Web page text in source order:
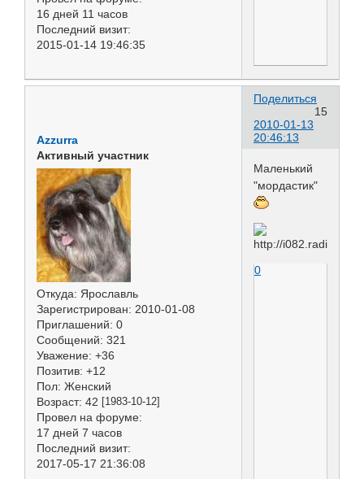
16 дней 11 часов
Последний визит:
2015-01-14 19:46:35
Поделиться
15
2010-01-13
20:46:13
Azzurra
Активный участник
Откуда: Ярославль
Зарегистрирован: 2010-01-08
Приглашений: 0
Сообщений: 321
Уважение: +36
Позитив: +12
Пол: Женский
Возраст: 42 [1983-10-12]
Провел на форуме:
17 дней 7 часов
Последний визит:
2017-05-17 21:36:08
Маленький
"мордастик"
0